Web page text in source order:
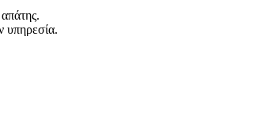
υπηρεσία.